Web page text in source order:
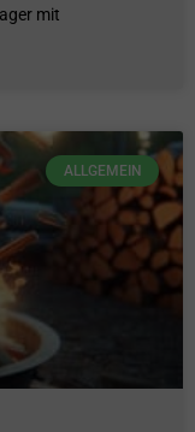
mit
ALLGEMEIN